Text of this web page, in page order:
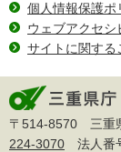
個人情報保護ポ
ウェブアクセシ
サイトに関する
〒514-8570 三重
224-3070 法人番